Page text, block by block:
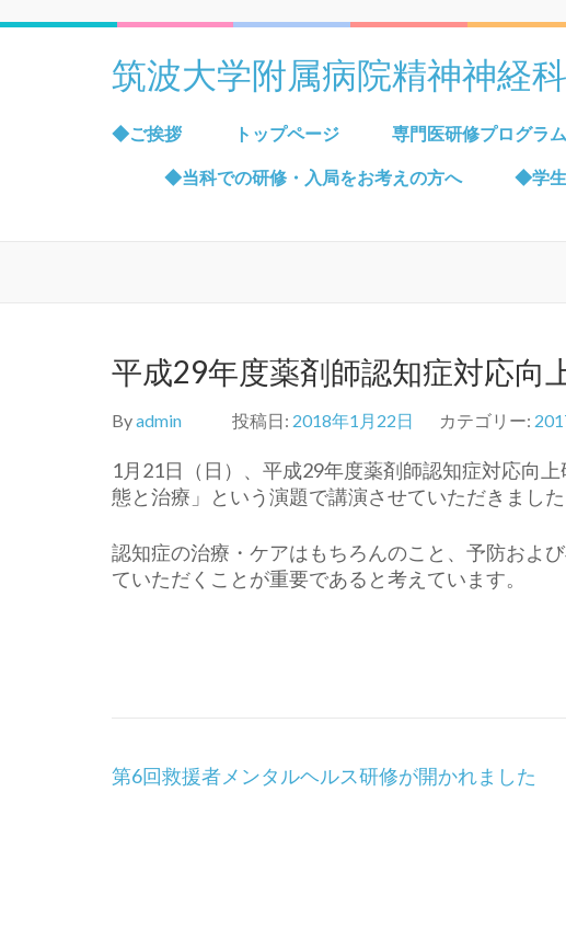
筑波大学附属病院精神神経科
◆ご挨拶 トップページ 専門医研修プログラム
◆当科での研修・入局をお考えの方へ ◆学
平成29年度薬剤師認知症対応向
Byadmin 投稿日: 2018年1月22日 カテゴリー:
1月21日（日）、平成29年度薬剤師認知症対応向
態と治療」という演題で講演させていただきました
認知症の治療・ケアはもちろんのこと、予防およ
ていただくことが重要であると考えています。
投
第6回救援者メンタルヘルス研修が開かれました